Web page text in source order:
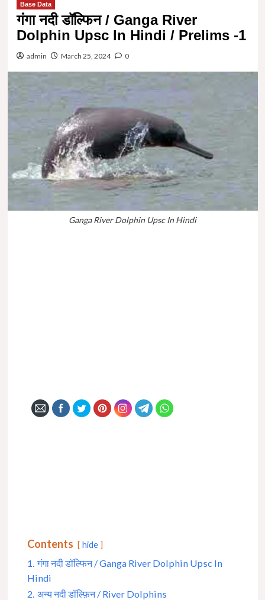
Base Data
गंगा नदी डॉल्फिन / Ganga River
Dolphin Upsc In Hindi / Prelims -1
admin March 25, 2024 0
Ganga River Dolphin Upsc In Hindi
Contents hide
1. गंगा नदी डॉल्फिन / Ganga River Dolphin Upsc In
Hindi
2. अन्य नदी डॉल्फ़िन / River Dolphins